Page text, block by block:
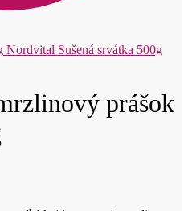
Nordvital Sušená srvátka 500g
prášok